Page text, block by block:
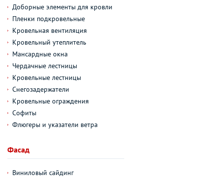
Доборные элементы для кровли
Пленки подкровельные
Кровельная вентиляция
Кровельный утеплитель
Мансардные окна
Чердачные лестницы
Кровельные лестницы
Снегозадержатели
Кровельные ограждения
Софиты
Флюгеры и указатели ветра
Фасад
Виниловый сайдинг